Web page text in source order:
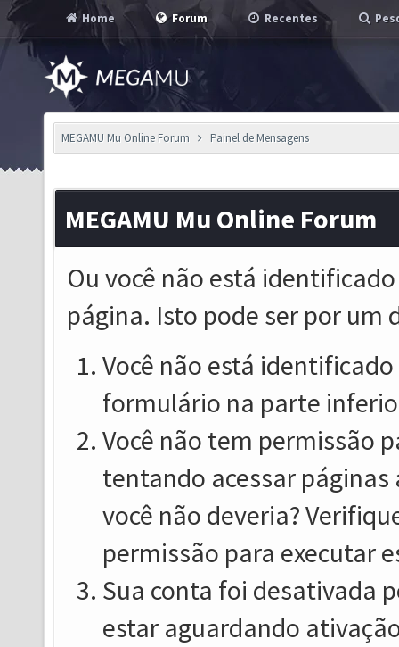
Home Forum Recentes
MEGAMU Mu Online Forum Painel de Mensagens
MEGAMU Mu Online Forum
Ou você não está
página. Isto pode ser por um
Você não está
formulário na parte
Você não tem permissão
tentando acessar
você não deveria?
permissão para executar
Sua conta foi desativada
estar aguardando